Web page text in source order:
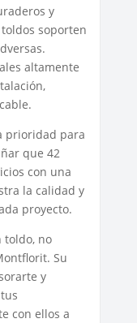
y
soporten
altamente
prioridad para
que 42
con una
la calidad y
proyecto.
toldo, no
Su
y
con ellos a